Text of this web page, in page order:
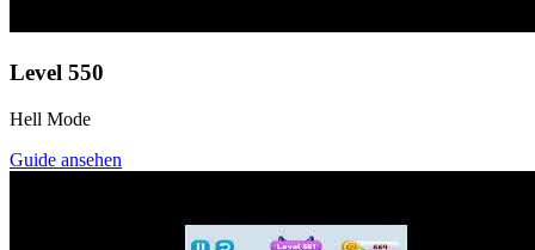
Level 550
Hell Mode
Guide ansehen